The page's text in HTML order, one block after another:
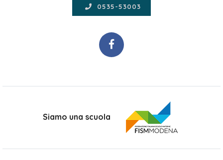
0535-53003
Siamo una scuola